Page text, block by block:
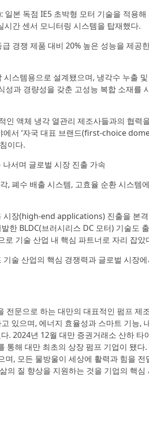
본 독점 IE5 초박형 모터 기술을 적용해
간 센서 모니터링 시스템을 탑재했다.
경쟁 제품 대비 20% 높은 성능을 제공
스템용으로 설계됐으며, 냉각수 누출
과 경량성을 갖춘 고성능 복합 소재를
액체 냉각 열관리 제조사들과의 협력
서 ‘자국 대표 브랜드(first-choice
이다.
서며 글로벌 시장 진출 가속
폐수 배출 시스템, 고효율 순환 시스템
장(high-end applications) 진출을 본
한 BLDC(브러시리스 DC 모터) 기술도
기술 산업 내 핵심 파트너로 자리 잡았
술 산업의 핵심 경쟁력과 글로벌 시장
문으로 하는 대만의 대표적인 펌프 제
있으며, 에너지 효율성과 스마트 기능,
. 2024년 12월 대만 증권거래소 산하 타
통해 대만 최초의 상장 펌프 기업이 됐
, 모든 물방울이 세상에 활력과 힘을 전
의 질 향상을 지원하는 것을 기업의 핵심